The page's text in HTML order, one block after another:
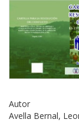
Autor
Avella Bernal,